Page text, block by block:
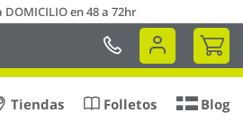
DOMICILIO en 48 a 72hr
Mi
Tiendas Folletos Blog